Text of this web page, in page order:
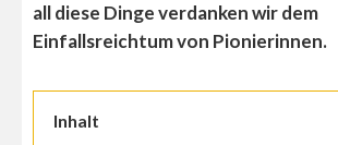
all diese Dinge verdanken wir dem
Einfallsreichtum von Pionierinnen.
Inhalt